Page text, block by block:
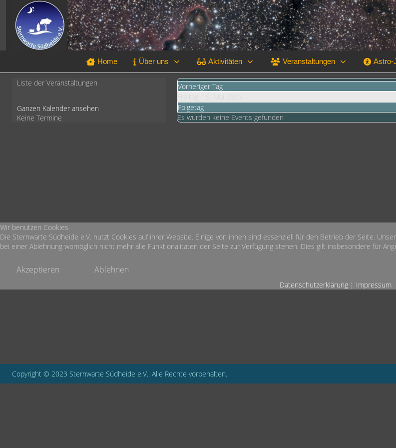
Home Über uns Aktivitäten Veranstaltungen Astro-
Liste der Veranstaltungen
Ganzen Kalender ansehen
Keine Termine
Vorheriger Tag
Folgetag
Es wurden keine Events gefunden
Copyright © 2023 Sternwarte Südheide e.V.. Alle Rechte vorbehalten.
Wir benutzen Cookies
Die Sternwarte Südheide e.V. nutzt Cookies auf ihrer Website. Einige von ihnen sind essenziell für den Betrieb der Seite.
bei einer Ablehnung womöglich nicht mehr alle Funktionalitäten der Seite zur Verfügung stehen. Dies gilt insbesondere für
Akzeptieren Ablehnen
Datenschutzerklärung | Impressum